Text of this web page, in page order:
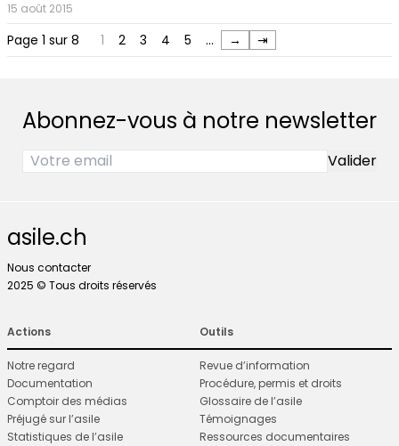
15 août 2015
Page 1 sur 8 1 2 3 4 5 … → ⇥
Abonnez-vous à notre newsletter
asile.ch
Nous contacter
2025 © Tous droits réservés
Actions
Notre regard
Documentation
Comptoir des médias
Préjugé sur l’asile
Statistiques de l’asile
Outils
Revue d’information
Procédure, permis et droits
Glossaire de l’asile
Témoignages
Ressources documentaires